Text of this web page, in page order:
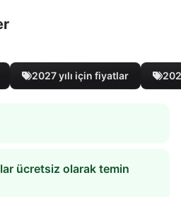
2027 yılı için fiyatlar
ücretsiz olarak temin